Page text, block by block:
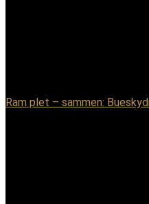
Ram plet – sammen: